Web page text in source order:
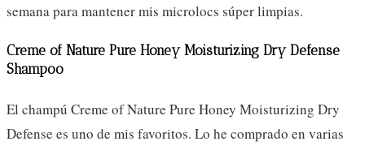
semana para mantener mis microlocs súper limpias.
Creme of Nature Pure Honey Moisturizing Dry Defense
Shampoo
El champú Creme of Nature Pure Honey Moisturizing Dry
Defense es uno de mis favoritos. Lo he comprado en varias